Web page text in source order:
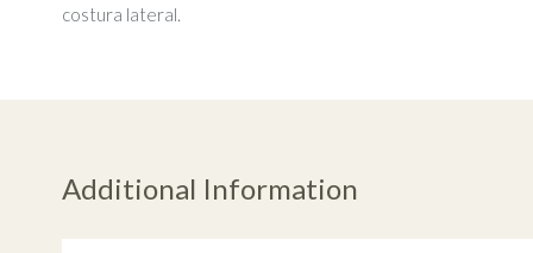
costura lateral.
Additional Information